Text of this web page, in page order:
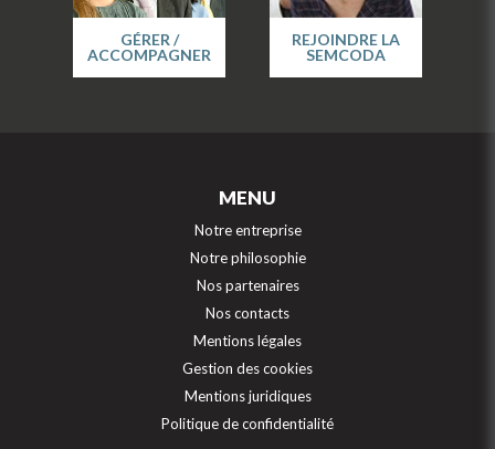
GÉRER /
ACCOMPAGNER
REJOINDRE LA
SEMCODA
MENU
Notre entreprise
Notre philosophie
Nos partenaires
Nos contacts
Mentions légales
Gestion des cookies
Mentions juridiques
Politique de confidentialité